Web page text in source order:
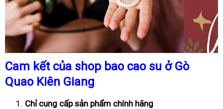
Cam kết của shop bao cao su ở Gò
Quao Kiên Giang
Chỉ cung cấp sản phẩm chính hãng